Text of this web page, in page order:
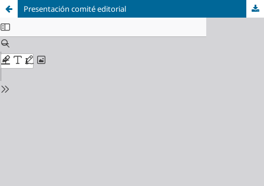
Presentación comité editorial